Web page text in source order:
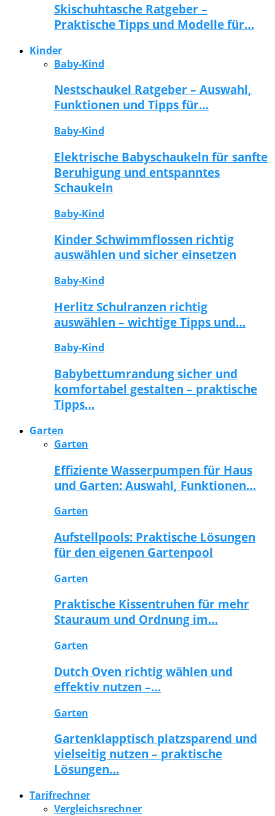
Skischuhtasche Ratgeber –
Praktische Tipps und Modelle für…
Kinder
Baby-Kind
Nestschaukel Ratgeber – Auswahl,
Funktionen und Tipps für…
Baby-Kind
Elektrische Babyschaukeln für sanfte
Beruhigung und entspanntes
Schaukeln
Baby-Kind
Kinder Schwimmflossen richtig
auswählen und sicher einsetzen
Baby-Kind
Herlitz Schulranzen richtig
auswählen – wichtige Tipps und…
Baby-Kind
Babybettumrandung sicher und
komfortabel gestalten – praktische
Tipps…
Garten
Garten
Effiziente Wasserpumpen für Haus
und Garten: Auswahl, Funktionen…
Garten
Aufstellpools: Praktische Lösungen
für den eigenen Gartenpool
Garten
Praktische Kissentruhen für mehr
Stauraum und Ordnung im…
Garten
Dutch Oven richtig wählen und
effektiv nutzen –…
Garten
Gartenklapptisch platzsparend und
vielseitig nutzen – praktische
Lösungen…
Tarifrechner
Vergleichsrechner